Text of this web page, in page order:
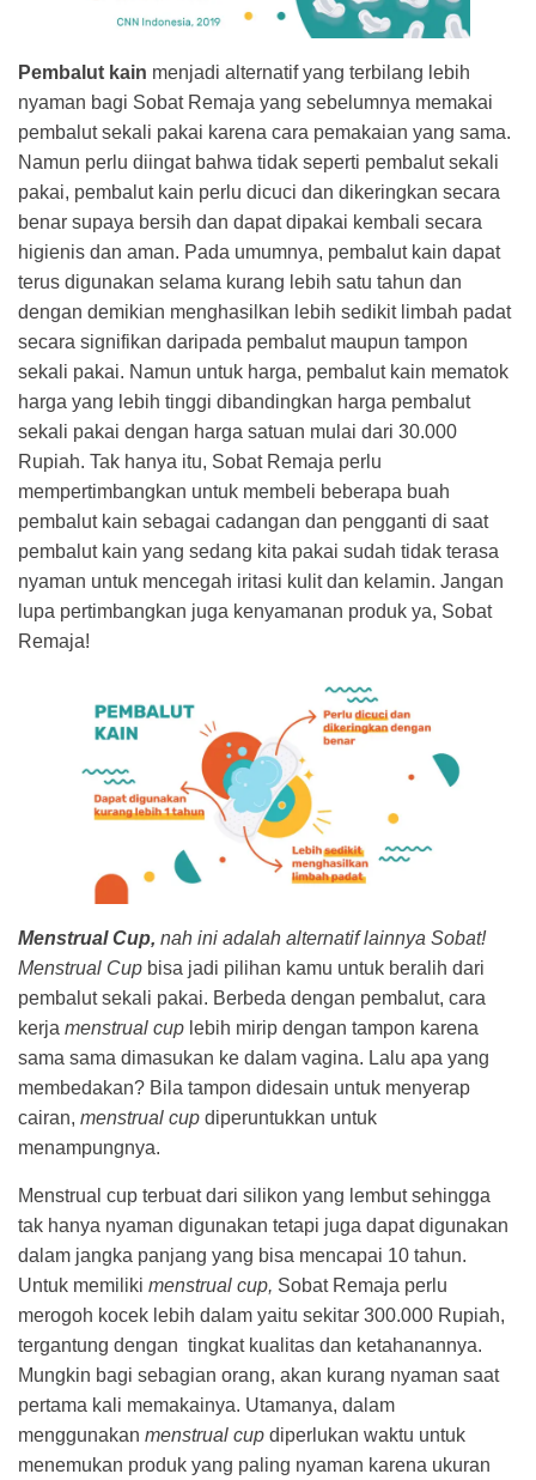
Pembalut kain menjadi alternatif yang terbilang lebih
nyaman bagi Sobat Remaja yang sebelumnya memakai
pembalut sekali pakai karena cara pemakaian yang sama.
Namun perlu diingat bahwa tidak seperti pembalut sekali
pakai, pembalut kain perlu dicuci dan dikeringkan secara
benar supaya bersih dan dapat dipakai kembali secara
higienis dan aman. Pada umumnya, pembalut kain dapat
terus digunakan selama kurang lebih satu tahun dan
dengan demikian menghasilkan lebih sedikit limbah padat
secara signifikan daripada pembalut maupun tampon
sekali pakai. Namun untuk harga, pembalut kain mematok
harga yang lebih tinggi dibandingkan harga pembalut
sekali pakai dengan harga satuan mulai dari 30.000
Rupiah. Tak hanya itu, Sobat Remaja perlu
mempertimbangkan untuk membeli beberapa buah
pembalut kain sebagai cadangan dan pengganti di saat
pembalut kain yang sedang kita pakai sudah tidak terasa
nyaman untuk mencegah iritasi kulit dan kelamin. Jangan
lupa pertimbangkan juga kenyamanan produk ya, Sobat
Remaja!
Menstrual Cup, nah ini adalah alternatif lainnya Sobat!
Menstrual Cup bisa jadi pilihan kamu untuk beralih dari
pembalut sekali pakai. Berbeda dengan pembalut, cara
kerja menstrual cup lebih mirip dengan tampon karena
sama sama dimasukan ke dalam vagina. Lalu apa yang
membedakan? Bila tampon didesain untuk menyerap
cairan, menstrual cup diperuntukkan untuk
menampungnya.
Menstrual cup terbuat dari silikon yang lembut sehingga
tak hanya nyaman digunakan tetapi juga dapat digunakan
dalam jangka panjang yang bisa mencapai 10 tahun.
Untuk memiliki menstrual cup, Sobat Remaja perlu
merogoh kocek lebih dalam yaitu sekitar 300.000 Rupiah,
tergantung dengan tingkat kualitas dan ketahanannya.
Mungkin bagi sebagian orang, akan kurang nyaman saat
pertama kali memakainya. Utamanya, dalam
menggunakan menstrual cup diperlukan waktu untuk
menemukan produk yang paling nyaman karena ukuran